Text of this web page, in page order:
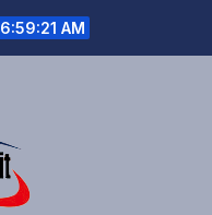
6:59:22 AM